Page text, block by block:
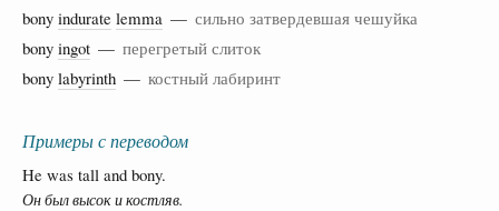
bony indurate lemma — сильно затвердевшая чешуйка
bony ingot — перегретый слиток
bony labyrinth — костный лабиринт
Примеры с переводом
He was tall and bony.
Он был высок и костляв.